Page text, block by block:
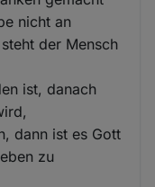
nicht an
der Mensch
ist, danach
dann ist es Gott
zu